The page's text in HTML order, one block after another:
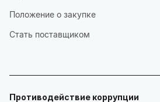
Положение о закупке
Стать поставщиком
Противодействие коррупции